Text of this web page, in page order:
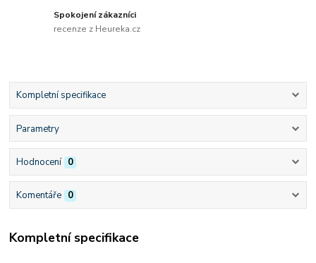
Spokojení zákazníci
recenze z Heureka.cz
Kompletní specifikace
Parametry
Hodnocení 0
Komentáře 0
Kompletní specifikace